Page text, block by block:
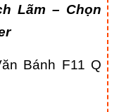
Lãm – Chọn
Bánh F11 Q